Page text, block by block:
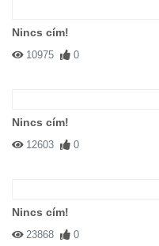
Nincs cím!
10975 0
Nincs cím!
12603 0
Nincs cím!
23868 0